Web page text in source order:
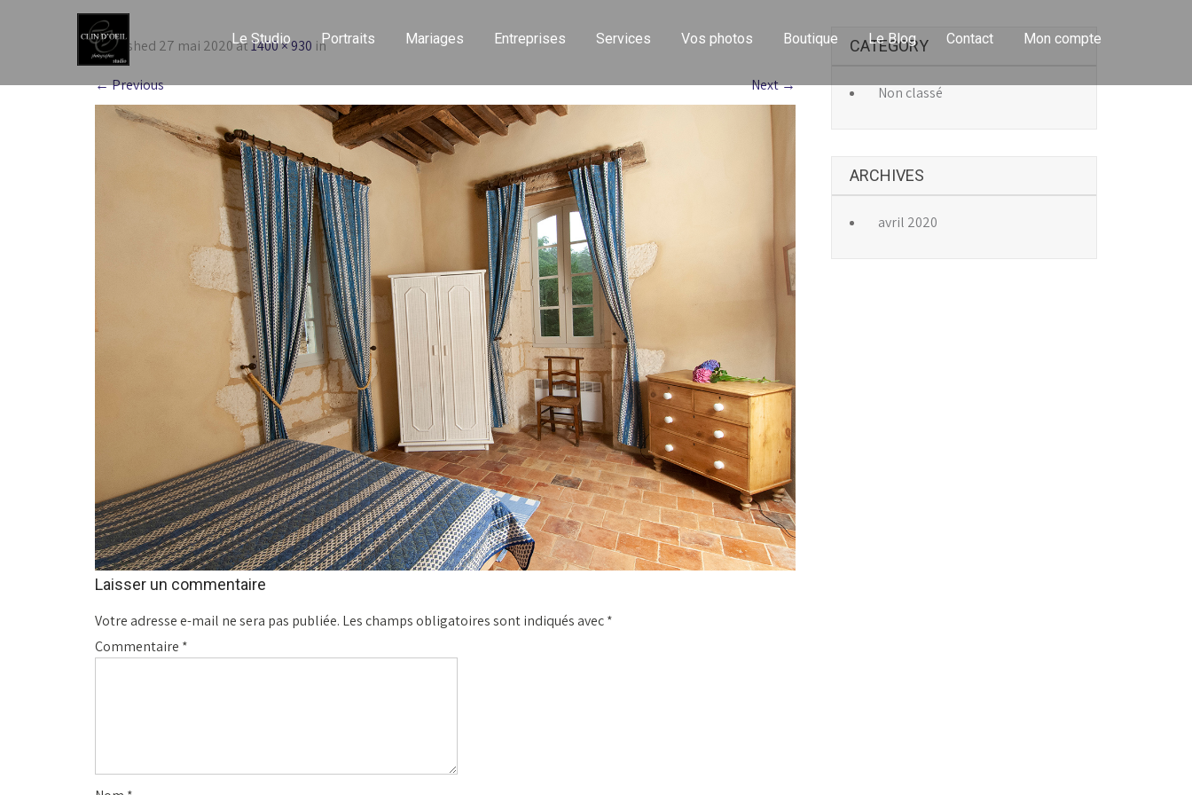
Le Studio Portraits Mariages Entreprises Services Vos photos Boutique Le Blog Contact Mon compte
Published 27 mai 2020at1400 × 930 in
←Previous Next→
Laisser un commentaire
Votre adresse e-mail ne sera pas publiée. Les champs obligatoires sont indiqués avec*
Commentaire *
CATEGORY
Non classé
ARCHIVES
avril 2020